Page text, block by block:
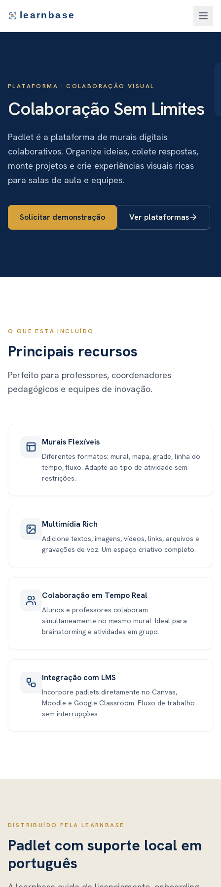
learnbase
PLATAFORMA ·COLABORAÇÃO VISUAL
Colaboração Sem Limites
Padlet é a plataforma de murais digitais
colaborativos. Organize ideias, colete respostas,
monte projetos e crie experiências visuais ricas
para salas de aula e equipes.
Solicitar demonstração Ver plataformas
O QUE ESTÁ INCLUÍDO
Principais recursos
Perfeito para professores, coordenadores
pedagógicos e equipes de inovação.
Murais Flexíveis
Diferentes formatos: mural, mapa, grade, linha do
tempo, fluxo. Adapte ao tipo de atividade sem
restrições.
Multimídia Rich
Adicione textos, imagens, vídeos, links, arquivos e
gravações de voz. Um espaço criativo completo.
Colaboração em Tempo Real
Alunos e professores colaboram
simultaneamente no mesmo mural. Ideal para
brainstorming e atividades em grupo.
Integração com LMS
Incorpore padlets diretamente no Canvas,
Moodle e Google Classroom. Fluxo de trabalho
sem interrupções.
DISTRIBUÍDO PELA LEARNBASE
Padlet com suporte local em
português